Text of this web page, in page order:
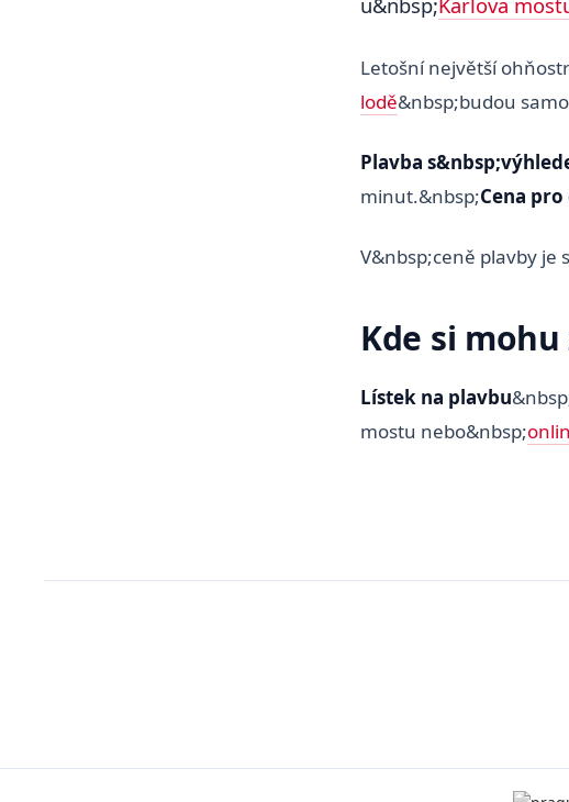
Letošní největší
lodě&nbsp;budou
Plavba
minut.&nbsp;Cena pro
V&nbsp;ceně plavby je
Kde si
Lístek na plavbu
mostu nebo&nbsp;